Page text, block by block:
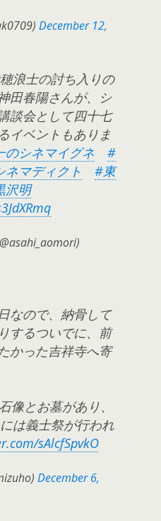
December 12,
浪士の討ち入りの
田春陽さんが、シ
談会として四十七
イベントもありま
のシネマイグネ
#
ネマディクト
#東
沢明
なので、納骨して
するついでに、前
かった吉祥寺へ寄
像とお墓があり、
は義士祭が行われ
sAlcfSpvkO
December 6,